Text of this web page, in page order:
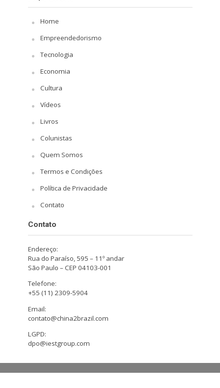
Home
Empreendedorismo
Tecnologia
Economia
Cultura
Vídeos
Livros
Colunistas
Quem Somos
Termos e Condições
Política de Privacidade
Contato
Contato
Endereço:
Rua do Paraíso, 595 – 11º andar
São Paulo – CEP 04103-001
Telefone:
+55 (11) 2309-5904
Email:
contato@china2brazil.com
LGPD:
dpo@iestgroup.com